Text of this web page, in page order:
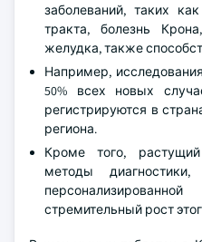
заболеваний, таких
тракта, болезнь
желудка, также
Например,
50% всех новых
регистрируются в
региона.
Кроме того,
методы
стремительный рост